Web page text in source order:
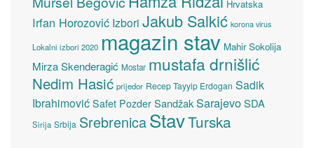
Hrvatska
Irfan Horozović Izbori Jakub Salkić korona virus
Lokalni izbori 2020 magazin stav Mahir Sokolija
Mirza Skenderagić Mostar mustafa drnišlić
Nedim Hasić prijedor Recep Tayyip Erdogan Sadik
Ibrahimović Safet Pozder SandžakSarajevoSDA
Sirija Srbija SrebrenicaStavTurska